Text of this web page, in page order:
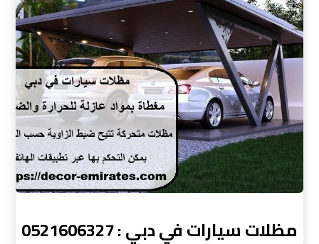
مظلات سيارات في دبي : 0521606327